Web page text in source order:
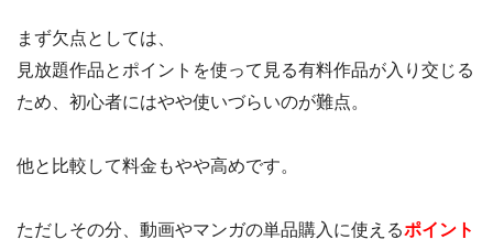
まず欠点としては、
見放題作品とポイントを使って見る有料作品が入り交じる
ため、初心者にはやや使いづらいのが難点。
他と比較して料金もやや高めです。
ただしその分、動画やマンガの単品購入に使えるポイント